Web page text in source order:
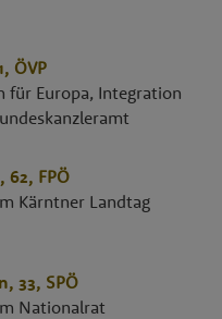
ÖVP
für Europa, Integration
, 62, FPÖ
Kärntner Landtag
, 33, SPÖ
Nationalrat